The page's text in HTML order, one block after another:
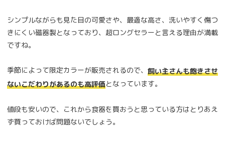
シンプルながらも見た目の可愛さや、最適な高さ、洗いやすく傷つ
きにくい磁器製となっており、超ロングセラーと言える理由が満載
ですね。
季節によって限定カラーが販売されるので、 飼い主さんも飽きさせ
ないこだわりがあるのも高評価となっています。
値段も安いので、これから食器を買おうと思っている方はとりあえ
ず買っておけば問題ないでしょう。